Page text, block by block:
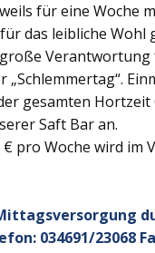
für eine Woche
das leibliche
„Schlemmertag“.
gesamten
Saft Bar an.
pro Woche wird im
034691/23068